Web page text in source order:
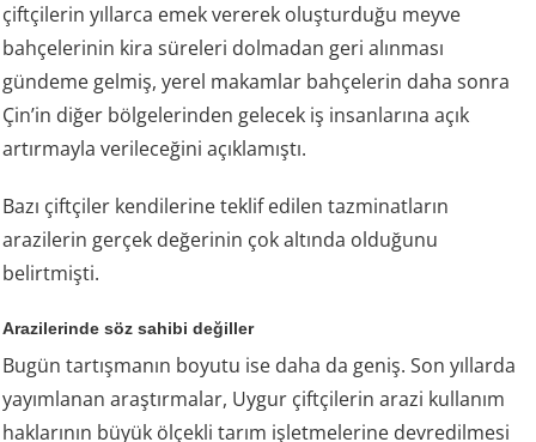
çiftçilerin yıllarca emek vererek oluşturduğu meyve
bahçelerinin kira süreleri dolmadan geri alınması
gündeme gelmiş, yerel makamlar bahçelerin daha sonra
Çin’in diğer bölgelerinden gelecek iş insanlarına açık
artırmayla verileceğini açıklamıştı.
Bazı çiftçiler kendilerine teklif edilen tazminatların
arazilerin gerçek değerinin çok altında olduğunu
belirtmişti.
Arazilerinde söz sahibi değiller
Bugün tartışmanın boyutu ise daha da geniş. Son yıllarda
yayımlanan araştırmalar, Uygur çiftçilerin arazi kullanım
haklarının büyük ölçekli tarım işletmelerine devredilmesi